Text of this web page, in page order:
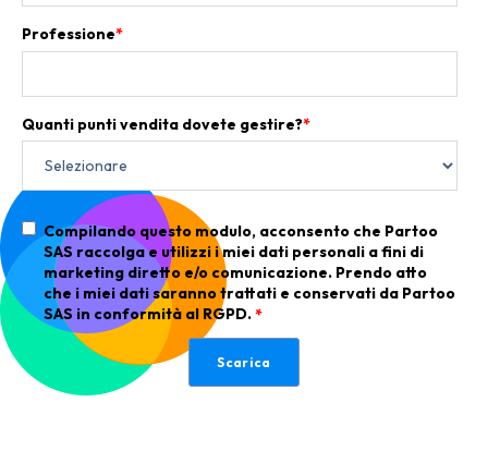
Professione*
Quanti punti vendita dovete gestire?*
Compilando questo modulo, acconsento che Partoo
SAS raccolga e utilizzi i miei dati personali a fini di
marketing diretto e/o comunicazione. Prendo atto
che i miei dati saranno trattati e conservati da Partoo
SAS in conformità al RGPD.*